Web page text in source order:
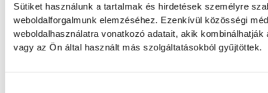
Sütiket használunk a tartalmak és hirdetések személyre
weboldalforgalmunk elemzéséhez. Ezenkívül közösségi
weboldalhasználatra vonatkozó adatait, akik
vagy az Ön által használt más szolgáltatásokból gyűjtöttek.